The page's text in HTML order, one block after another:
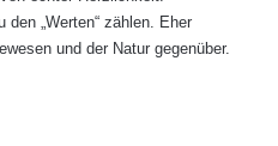
„Werten“ zählen. Eher
und der Natur gegenüber.